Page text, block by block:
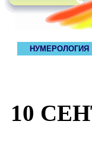
НУМЕРОЛОГИЯ
10